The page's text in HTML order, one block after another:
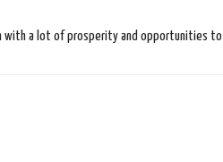
with a lot of prosperity and opportunities to